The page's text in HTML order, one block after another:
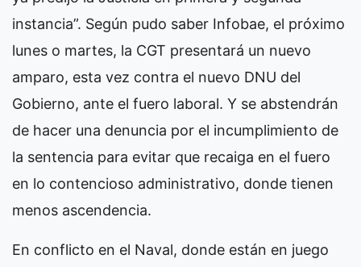
instancia”. Según pudo saber Infobae, el próximo
lunes o martes, la CGT presentará un nuevo
amparo, esta vez contra el nuevo DNU del
Gobierno, ante el fuero laboral. Y se abstendrán
de hacer una denuncia por el incumplimiento de
la sentencia para evitar que recaiga en el fuero
en lo contencioso administrativo, donde tienen
menos ascendencia.
En conflicto en el Naval, donde están en juego